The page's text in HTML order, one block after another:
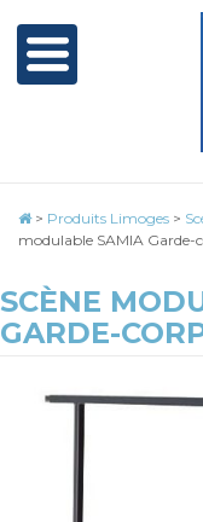
> Produits Limoges >
modulable SAMIA Garde-
SCÈNE
GARDE-